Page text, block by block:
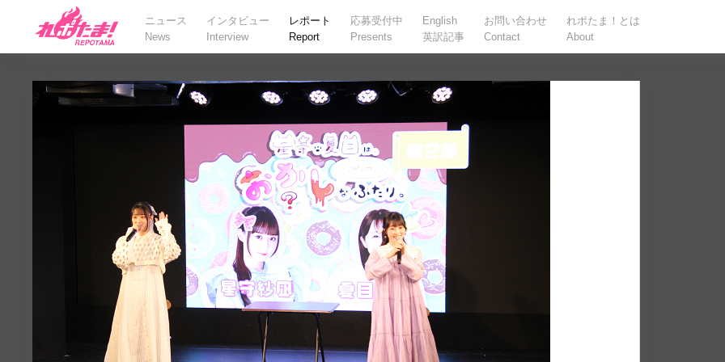
ニュース
News
インタビュー
Interview
レポート
Report
応募受付中
Presents
English
英訳記事
お問い合わせ
Contact
れポたま！とは
About